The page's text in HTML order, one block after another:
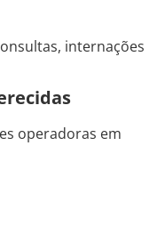
internações
operadoras em